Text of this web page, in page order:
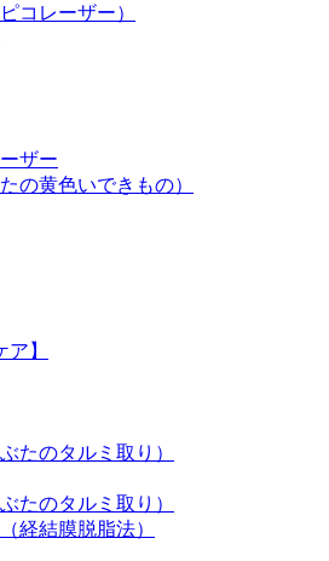
コレーザー）
ザー
の黄色いできもの）
】
たのタルミ取り）
たのタルミ取り）
経結膜脱脂法）